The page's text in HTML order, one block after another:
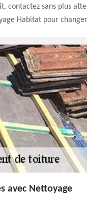
contactez sans plus
Habitat pour
avec Nettoyage